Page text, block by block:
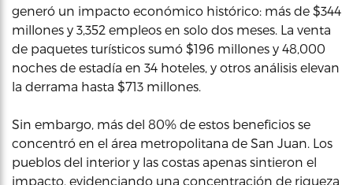
generó un impacto económico histórico: más de $344
millones y 3,352 empleos en solo dos meses. La venta
de paquetes turísticos sumó $196 millones y 48,000
noches de estadía en 34 hoteles, y otros análisis elevan
la derrama hasta $713 millones.
Sin embargo, más del 80% de estos beneficios se
concentró en el área metropolitana de San Juan. Los
pueblos del interior y las costas apenas sintieron el
impacto, evidenciando una concentración de riqueza